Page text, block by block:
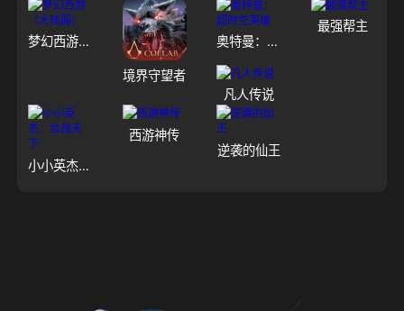
梦幻西游（大陆服）
境界守望者
奥特曼：超时空英雄
最强帮主
凡人传说
小小英杰：合战天下
西游神传
逆袭的仙王